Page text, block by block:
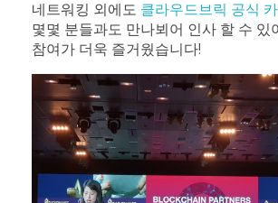
네트워킹 외에도 클라우드브릭 공식
몇몇 분들과도 만나뵈어 인사 할 수 있
참여가 더욱 즐거웠습니다!